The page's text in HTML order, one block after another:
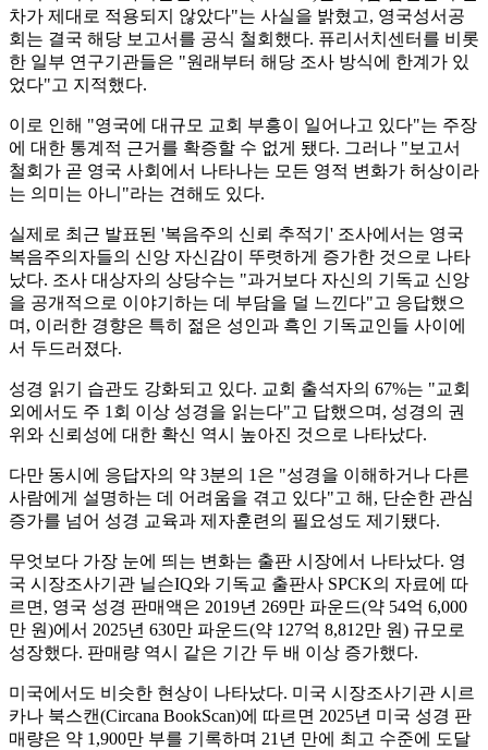
차가 제대로 적용되지 않았다"는 사실을 밝혔고, 영국성서공
회는 결국 해당 보고서를 공식 철회했다. 퓨리서치센터를 비롯
한 일부 연구기관들은 "원래부터 해당 조사 방식에 한계가 있
었다"고 지적했다.
이로 인해 "영국에 대규모 교회 부흥이 일어나고 있다"는 주장
에 대한 통계적 근거를 확증할 수 없게 됐다. 그러나 "보고서
철회가 곧 영국 사회에서 나타나는 모든 영적 변화가 허상이라
는 의미는 아니"라는 견해도 있다.
실제로 최근 발표된 '복음주의 신뢰 추적기' 조사에서는 영국
복음주의자들의 신앙 자신감이 뚜렷하게 증가한 것으로 나타
났다. 조사 대상자의 상당수는 "과거보다 자신의 기독교 신앙
을 공개적으로 이야기하는 데 부담을 덜 느낀다"고 응답했으
며, 이러한 경향은 특히 젊은 성인과 흑인 기독교인들 사이에
서 두드러졌다.
성경 읽기 습관도 강화되고 있다. 교회 출석자의 67%는 "교회
외에서도 주 1회 이상 성경을 읽는다"고 답했으며, 성경의 권
위와 신뢰성에 대한 확신 역시 높아진 것으로 나타났다.
다만 동시에 응답자의 약 3분의 1은 "성경을 이해하거나 다른
사람에게 설명하는 데 어려움을 겪고 있다"고 해, 단순한 관심
증가를 넘어 성경 교육과 제자훈련의 필요성도 제기됐다.
무엇보다 가장 눈에 띄는 변화는 출판 시장에서 나타났다. 영
국 시장조사기관 닐슨IQ와 기독교 출판사 SPCK의 자료에 따
르면, 영국 성경 판매액은 2019년 269만 파운드(약 54억 6,000
만 원)에서 2025년 630만 파운드(약 127억 8,812만 원) 규모로
성장했다. 판매량 역시 같은 기간 두 배 이상 증가했다.
미국에서도 비슷한 현상이 나타났다. 미국 시장조사기관 시르
카나 북스캔(Circana BookScan)에 따르면 2025년 미국 성경 판
매량은 약 1,900만 부를 기록하며 21년 만에 최고 수준에 도달